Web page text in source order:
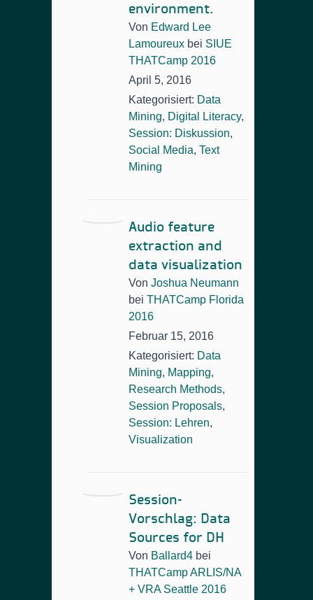
environment.
Von Edward Lee
Lamoureux bei SIUE
THATCamp 2016
April 5, 2016
Kategorisiert: Data
Mining, Digital Literacy,
Session: Diskussion,
Social Media, Text
Mining
Audio feature
extraction and
data visualization
Von Joshua Neumann
bei THATCamp Florida
2016
Februar 15, 2016
Kategorisiert: Data
Mining, Mapping,
Research Methods,
Session Proposals,
Session: Lehren,
Visualization
Session-
Vorschlag: Data
Sources for DH
Von Ballard4 bei
THATCamp ARLIS/NA
+ VRA Seattle 2016